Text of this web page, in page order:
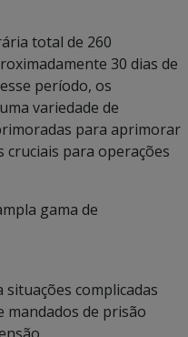
total de 260
30 dias de
período, os
variedade de
para aprimorar
cruciais para operações
gama de
complicadas
mandados de prisão